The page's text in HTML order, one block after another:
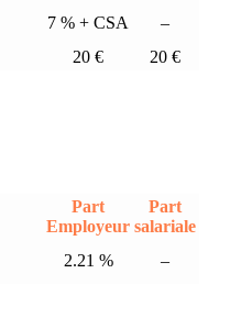
7 % + CSA
–
20 € 20 €
Part
Employeur
Part
salariale
2.21 % –